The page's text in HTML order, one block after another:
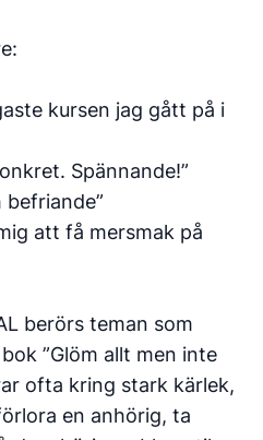
kursen jag gått på i
Spännande!”
att få mersmak på
berörs teman som
”Glöm allt men inte
ofta kring stark kärlek,
en anhörig, ta